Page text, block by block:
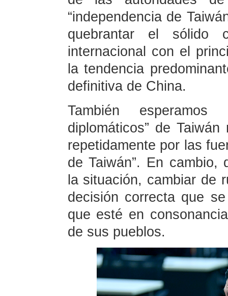
“independencia de
quebrantar el sólido
internacional con el
la tendencia
definitiva de China.
También
diplomáticos” de
repetidamente por las
de Taiwán”. En cambio,
la situación, cambiar de
decisión correcta que
que esté en
de sus pueblos.